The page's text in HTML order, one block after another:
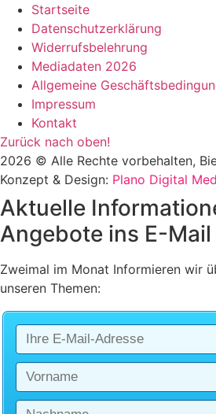
Startseite
Datenschutzerklärung
Widerrufsbelehrung
Mediadaten 2026
Allgemeine
Impressum
Kontakt
Zurück nach oben!
2026 © Alle Rechte vorbehalten,
Konzept & Design: Plano Digital
Aktuelle
Angebote ins E-
Zweimal im Monat Informieren wir
unseren Themen: